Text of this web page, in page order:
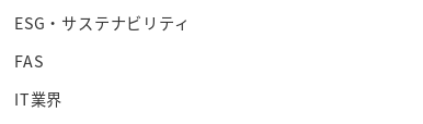
ESG・サステナビリティ
FAS
IT業界